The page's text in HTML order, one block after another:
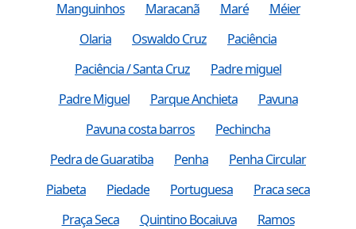
Manguinhos Maracanã Maré
Méier
Olaria
Oswaldo Cruz
Paciência
Paciência / Santa Cruz
Padre miguel
Padre Miguel
Parque Anchieta
Pavuna
Pavuna costa barros
Pechincha
Pedra de Guaratiba
Penha
Penha Circular
Piabeta
Piedade Portuguesa
Praca seca
Praça Seca
Quintino Bocaiuva
Ramos